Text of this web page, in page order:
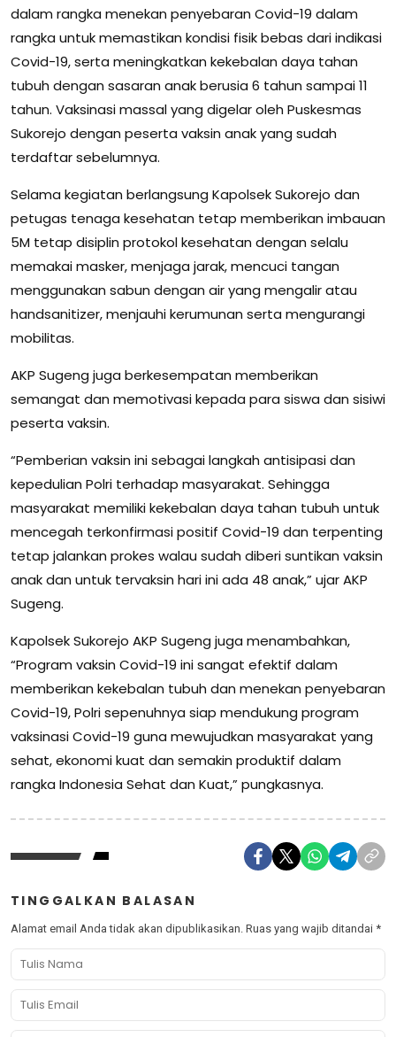
dalam rangka menekan penyebaran Covid-19 dalam
rangka untuk memastikan kondisi fisik bebas dari indikasi
Covid-19, serta meningkatkan kekebalan daya tahan
tubuh dengan sasaran anak berusia 6 tahun sampai 11
tahun. Vaksinasi massal yang digelar oleh Puskesmas
Sukorejo dengan peserta vaksin anak yang sudah
terdaftar sebelumnya.
Selama kegiatan berlangsung Kapolsek Sukorejo dan
petugas tenaga kesehatan tetap memberikan imbauan
5M tetap disiplin protokol kesehatan dengan selalu
memakai masker, menjaga jarak, mencuci tangan
menggunakan sabun dengan air yang mengalir atau
handsanitizer, menjauhi kerumunan serta mengurangi
mobilitas.
AKP Sugeng juga berkesempatan memberikan
semangat dan memotivasi kepada para siswa dan sisiwi
peserta vaksin.
“Pemberian vaksin ini sebagai langkah antisipasi dan
kepedulian Polri terhadap masyarakat. Sehingga
masyarakat memiliki kekebalan daya tahan tubuh untuk
mencegah terkonfirmasi positif Covid-19 dan terpenting
tetap jalankan prokes walau sudah diberi suntikan vaksin
anak dan untuk tervaksin hari ini ada 48 anak,” ujar AKP
Sugeng.
Kapolsek Sukorejo AKP Sugeng juga menambahkan,
“Program vaksin Covid-19 ini sangat efektif dalam
memberikan kekebalan tubuh dan menekan penyebaran
Covid-19, Polri sepenuhnya siap mendukung program
vaksinasi Covid-19 guna mewujudkan masyarakat yang
sehat, ekonomi kuat dan semakin produktif dalam
rangka Indonesia Sehat dan Kuat,” pungkasnya.
TINGGALKAN BALASAN
Alamat email Anda tidak akan dipublikasikan. Ruas yang wajib ditandai *